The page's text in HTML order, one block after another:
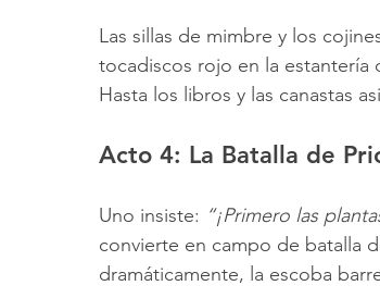
Las sillas de mimbre y los
tocadiscos rojo en la
Hasta los libros y las canastas
Acto 4: La Batalla de
Uno insiste: “¡Primero las
convierte en campo de batalla
dramáticamente, la escoba